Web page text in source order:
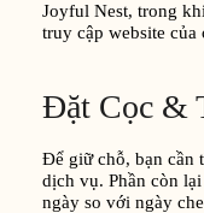
Joyful Nest, trong
truy cập website của
Đặt Cọc &
Để giữ chỗ, bạn cần
dịch vụ. Phần còn
ngày so với ngày